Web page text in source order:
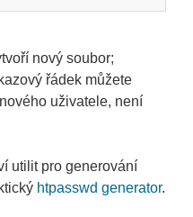
nový soubor;
řádek můžete
uživatele, není
utilit pro generování
htpasswd generator.